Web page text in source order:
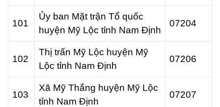
101
Ủy ban Mặt trận Tổ quốc
huyện Mỹ Lộc tỉnh Nam Định
07204
102
Thị trấn Mỹ Lộc huyện Mỹ
Lộc tỉnh Nam Định
07206
103
Xã Mỹ Thắng huyện Mỹ Lộc
tỉnh Nam Định
07207